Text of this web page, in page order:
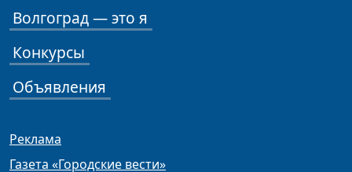
Волгоград — это я
Конкурсы
Объявления
Реклама
Газета «Городские вести»